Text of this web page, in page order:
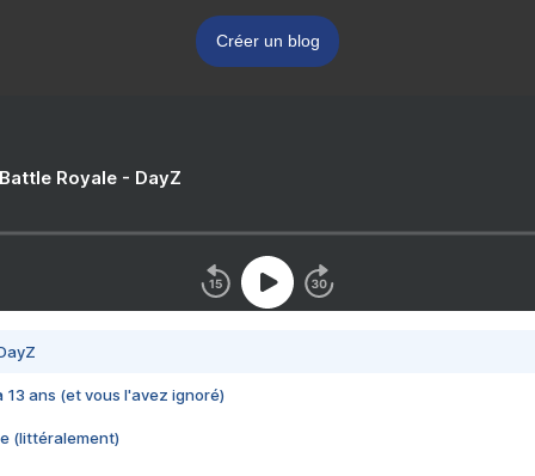
Créer un blog
Royale - DayZ
13 ans (et vous l'avez ignoré)
(littéralement)